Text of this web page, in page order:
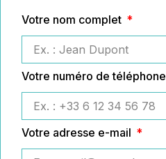
Votre nom complet
Votre numéro de téléphone
Votre adresse e-mail